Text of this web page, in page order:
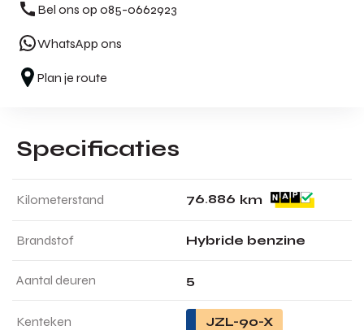
Bel ons op 085-0662923
WhatsApp ons
Plan je route
Specificaties
Kilometerstand 76.886 km
Brandstof Hybride benzine
Aantal deuren 5
Kenteken JZL-90-X